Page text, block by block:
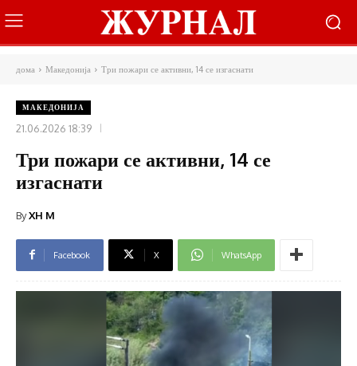
дома Македонија Три пожари се активни, 14 се изгаснати
МАКЕДОНИЈА
21.06.2026 18:39
Три пожари се активни, 14 се
изгаснати
ByXH M
Facebook X WhatsApp